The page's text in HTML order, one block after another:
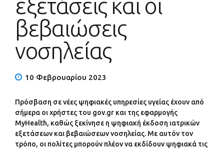
εξετάσεις και οι
βεβαιώσεις
νοσηλείας
10 Φεβρουαρίου 2023
Πρόσβαση σε νέες ψηφιακές υπηρεσίες υγείας έχουν από
σήμερα οι χρήστες του gov.gr και της εφαρμογής
MyHealth, καθώς ξεκίνησε η ψηφιακή έκδοση ιατρικών
εξετάσεων και βεβαιώσεων νοσηλείας. Με αυτόν τον
τρόπο, οι πολίτες μπορούν πλέον να εκδίδουν ψηφιακά τις